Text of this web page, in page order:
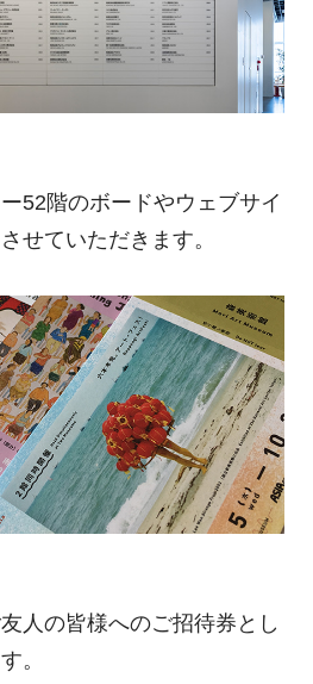
52階のボードやウェブサイ
せていただきます。
人の皆様へのご招待券とし
。